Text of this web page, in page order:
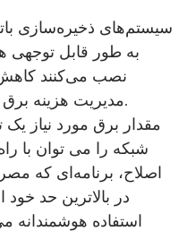
سیستم‌های ذخیره‌سازی
به طور قابل توجهی
نصب می‌کنند کاهش
مدیریت هزینه برق برای مصرف‌کنندگان کمک کنند.
مقدار برق مورد نیاز
شبکه را می توان با
اصلاح، برنامه‌ای که
در بالاترین حد
استفاده هوشمندانه